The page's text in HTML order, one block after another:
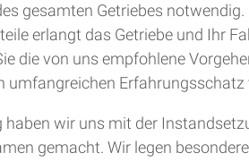
gesamten Getriebes
erlangt das Getriebe und Ihr
die von uns empfohlene
umfangreichen Erfahrungsschatz
wir uns mit der
gemacht. Wir legen